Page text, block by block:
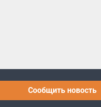
Сообщить новость